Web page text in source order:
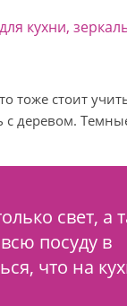
тоже стоит
с деревом.
свет, а
посуду в
что на